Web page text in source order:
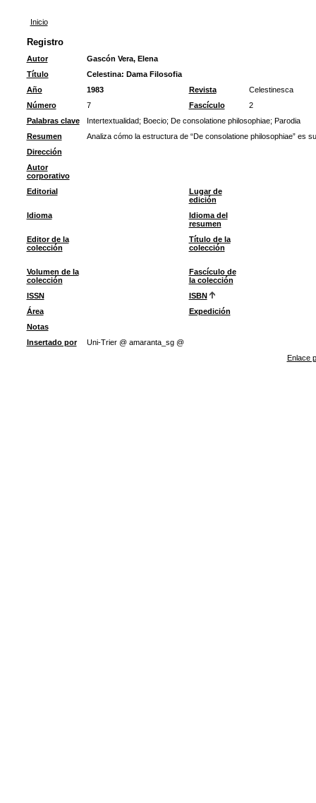
Inicio
Registro
Autor
Gascón Vera, Elena
Título
Celestina: Dama Filosofia
Año
1983 Revista
Celestinesca
Número
7 Fascículo
2
Palabras clave
Intertextualidad; Boecio; De consolatione philosophiae; Parodia
Resumen
Analiza cómo la estructura de “De consolatione philosophiae” es
Dirección
Autor
corporativo
Editorial
Lugar de
edición
Idioma
Idioma del
resumen
Editor de la
colección
Título de la
colección
Volumen de la
colección
Fascículo de
la colección
ISSN
ISBN
Área
Expedición
Notas
Insertado por
Uni-Trier @ amaranta_sg @
Enlace